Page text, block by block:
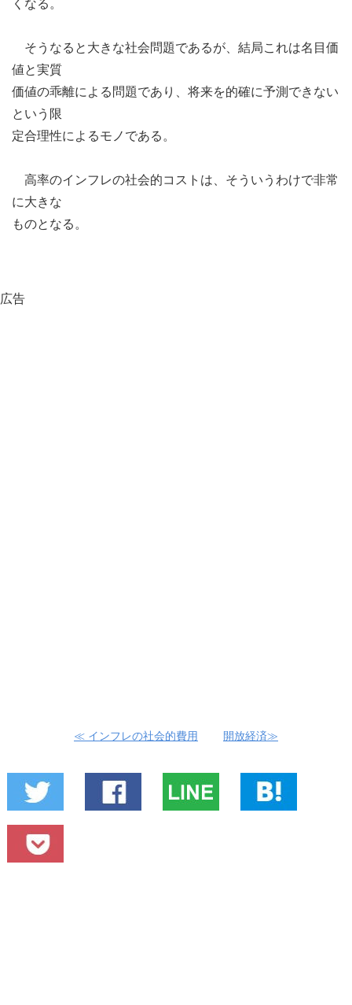
くなる。
そうなると大きな社会問題であるが、結局これは名目価
値と実質
価値の乖離による問題であり、将来を的確に予測できない
という限
定合理性によるモノである。
高率のインフレの社会的コストは、そういうわけで非常
に大きな
ものとなる。
広告
≪ インフレの社会的費用 開放経済≫